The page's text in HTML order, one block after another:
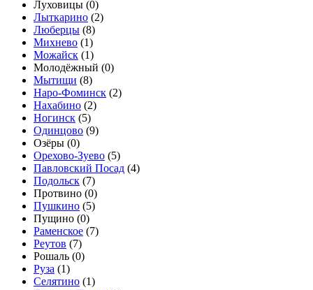
Луховицы (0)
Лыткарино (2)
Люберцы (8)
Михнево (1)
Можайск (1)
Молодёжный (0)
Мытищи (8)
Наро-Фоминск (2)
Нахабино (2)
Ногинск (5)
Одинцово (9)
Озёры (0)
Орехово-Зуево (5)
Павловский Посад (4)
Подольск (7)
Протвино (0)
Пушкино (5)
Пущино (0)
Раменское (7)
Реутов (7)
Рошаль (0)
Руза (1)
Селятино (1)